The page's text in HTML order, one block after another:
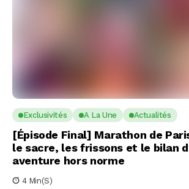
Exclusivités A La Une Actualités
[Épisode Final] Marathon de
le sacre, les frissons et le bilan
aventure hors norme
4 Min(s)